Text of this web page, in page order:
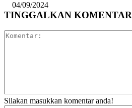
04/09/2024
TINGGALKAN KOMENTAR
Silakan masukkan komentar anda!